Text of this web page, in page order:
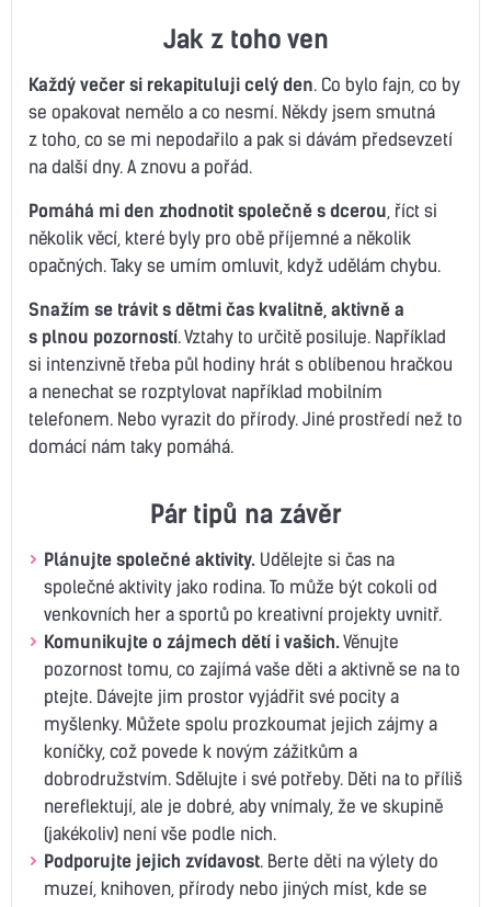
Jak z toho ven
Každý večer si rekapituluji celý den. Co bylo fajn, co by
se opakovat nemělo a co nesmí. Někdy jsem smutná
z toho, co se mi nepodařilo a pak si dávám předsevzetí
na další dny. A znovu a pořád.
Pomáhá mi den zhodnotit společně s dcerou , říct si
několik věcí, které byly pro obě příjemné a několik
opačných. Taky se umím omluvit, když udělám chybu.
Snažím se trávit s dětmi čas kvalitně, aktivně a
s plnou pozorností. Vztahy to určitě posiluje. Například
si intenzivně třeba půl hodiny hrát s oblíbenou hračkou
a nenechat se rozptylovat například mobilním
telefonem. Nebo vyrazit do přírody. Jiné prostředí než to
domácí nám taky pomáhá.
Pár tipů na závěr
Plánujte společné aktivity. Udělejte si čas na
společné aktivity jako rodina. To může být cokoli od
venkovních her a sportů po kreativní projekty uvnitř.
Komunikujte o zájmech dětí i vašich.Věnujte
pozornost tomu, co zajímá vaše děti a aktivně se na to
ptejte. Dávejte jim prostor vyjádřit své pocity a
myšlenky. Můžete spolu prozkoumat jejich zájmy a
koníčky, což povede k novým zážitkům a
dobrodružstvím. Sdělujte i své potřeby. Děti na to příliš
nereflektují, ale je dobré, aby vnímaly, že ve skupině
(jakékoliv) není vše podle nich.
Podporujte jejich zvídavost. Berte děti na výlety do
muzeí, knihoven, přírody nebo jiných míst, kde se